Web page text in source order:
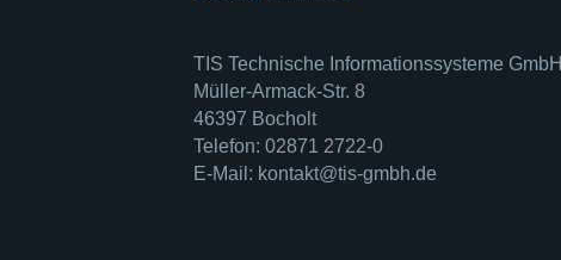
TIS Technische Informationssysteme GmbH
Müller-Armack-Str. 8
46397 Bocholt
Telefon: 02871 2722-0
E-Mail: kontakt@tis-gmbh.de